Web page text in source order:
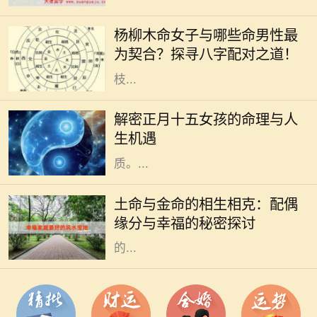
杨柳木命女子与哪些命男性最
为契合？探寻八字配对之道！
据着重要地位。尤其是对于男女配对
的研究，更是深入人心。杨柳木命的
女性独特而柔和，她们如同春天的柳
枝...
解密正月十五女孩的命理与人
生机遇
正月十五，元宵节，是中国农历新年
的重要节日，也是象征着团圆和希望
的时刻。在这个特别的日子出生的女
孩，被赋予了独特的命理与人生特
质。...
土命与金命的相生相克：配偶
缘分与幸福的秘密探讨
在中国传统命理学中，五行学说是理
解人与人之间关系的重要工具。土命
与金命的结合，不仅仅是一种命理组
合，更是深藏着生活哲学和感情智慧
的...